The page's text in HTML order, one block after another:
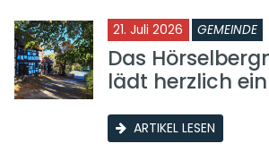
21. Juli 2026 GEMEINDE
Das
lädt herzlich
ARTIKEL LESEN